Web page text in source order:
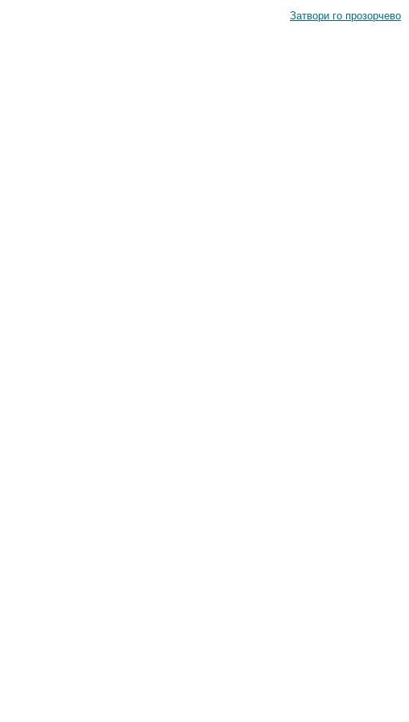
Затвори го прозорчево